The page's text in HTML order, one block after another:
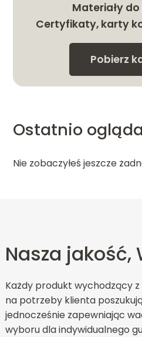
Materiały
Certyfikaty, karty
Pobierz
Ostatnio
Nie zobaczyłeś jeszcze
Nasza jakość,
Każdy produkt wychodzący
na potrzeby klienta
jednocześnie zapewniając
wyboru dla indywidualnego